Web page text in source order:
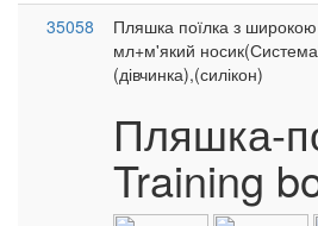
35058
Пляшка поїлка з
мл+м'який
(дівчинка),(силікон)
Пляшка-
Training